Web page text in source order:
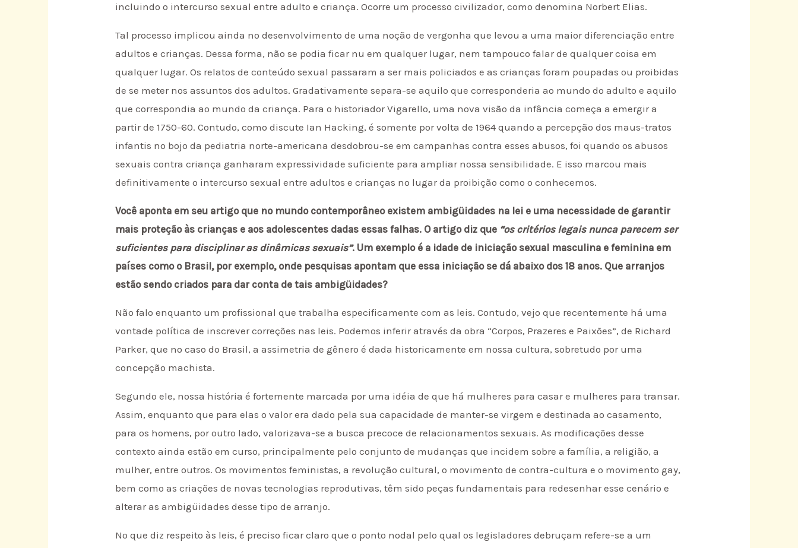
incluindo o intercurso sexual entre adulto e criança. Ocorre um processo civilizador, como denomina Norbert Elias.
Tal processo implicou ainda no desenvolvimento de uma noção de vergonha que levou a uma maior diferenciação entre
adultos e crianças. Dessa forma, não se podia ficar nu em qualquer lugar, nem tampouco falar de qualquer coisa em
qualquer lugar. Os relatos de conteúdo sexual passaram a ser mais policiados e as crianças foram poupadas ou proibidas
de se meter nos assuntos dos adultos. Gradativamente separa-se aquilo que corresponderia ao mundo do adulto e aquilo
que correspondia ao mundo da criança. Para o historiador Vigarello, uma nova visão da infância começa a emergir a
partir de 1750-60. Contudo, como discute Ian Hacking, é somente por volta de 1964 quando a percepção dos maus-tratos
infantis no bojo da pediatria norte-americana desdobrou-se em campanhas contra esses abusos, foi quando os abusos
sexuais contra criança ganharam expressividade suficiente para ampliar nossa sensibilidade. E isso marcou mais
definitivamente o intercurso sexual entre adultos e crianças no lugar da proibição como o conhecemos.
Você aponta em seu artigo que no mundo contemporâneo existem ambigüidades na lei e uma necessidade de garantir
mais proteção às crianças e aos adolescentes dadas essas falhas. O artigo diz que “os critérios legais nunca parecem ser
suficientes para disciplinar as dinâmicas sexuais”. Um exemplo é a idade de iniciação sexual masculina e feminina em
países como o Brasil, por exemplo, onde pesquisas apontam que essa iniciação se dá abaixo dos 18 anos. Que arranjos
estão sendo criados para dar conta de tais ambigüidades?
Não falo enquanto um profissional que trabalha especificamente com as leis. Contudo, vejo que recentemente há uma
vontade política de inscrever correções nas leis. Podemos inferir através da obra “Corpos, Prazeres e Paixões”, de Richard
Parker, que no caso do Brasil, a assimetria de gênero é dada historicamente em nossa cultura, sobretudo por uma
concepção machista.
Segundo ele, nossa história é fortemente marcada por uma idéia de que há mulheres para casar e mulheres para transar.
Assim, enquanto que para elas o valor era dado pela sua capacidade de manter-se virgem e destinada ao casamento,
para os homens, por outro lado, valorizava-se a busca precoce de relacionamentos sexuais. As modificações desse
contexto ainda estão em curso, principalmente pelo conjunto de mudanças que incidem sobre a família, a religião, a
mulher, entre outros. Os movimentos feministas, a revolução cultural, o movimento de contra-cultura e o movimento gay,
bem como as criações de novas tecnologias reprodutivas, têm sido peças fundamentais para redesenhar esse cenário e
alterar as ambigüidades desse tipo de arranjo.
No que diz respeito às leis, é preciso ficar claro que o ponto nodal pelo qual os legisladores debruçam refere-se a um